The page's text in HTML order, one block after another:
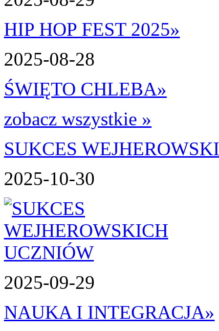
HIP HOP FEST 2025»
2025-08-28
ŚWIĘTO CHLEBA»
zobacz wszystkie »
SUKCES
2025-10-30
2025-09-29
NAUKA I INTEGRACJA»